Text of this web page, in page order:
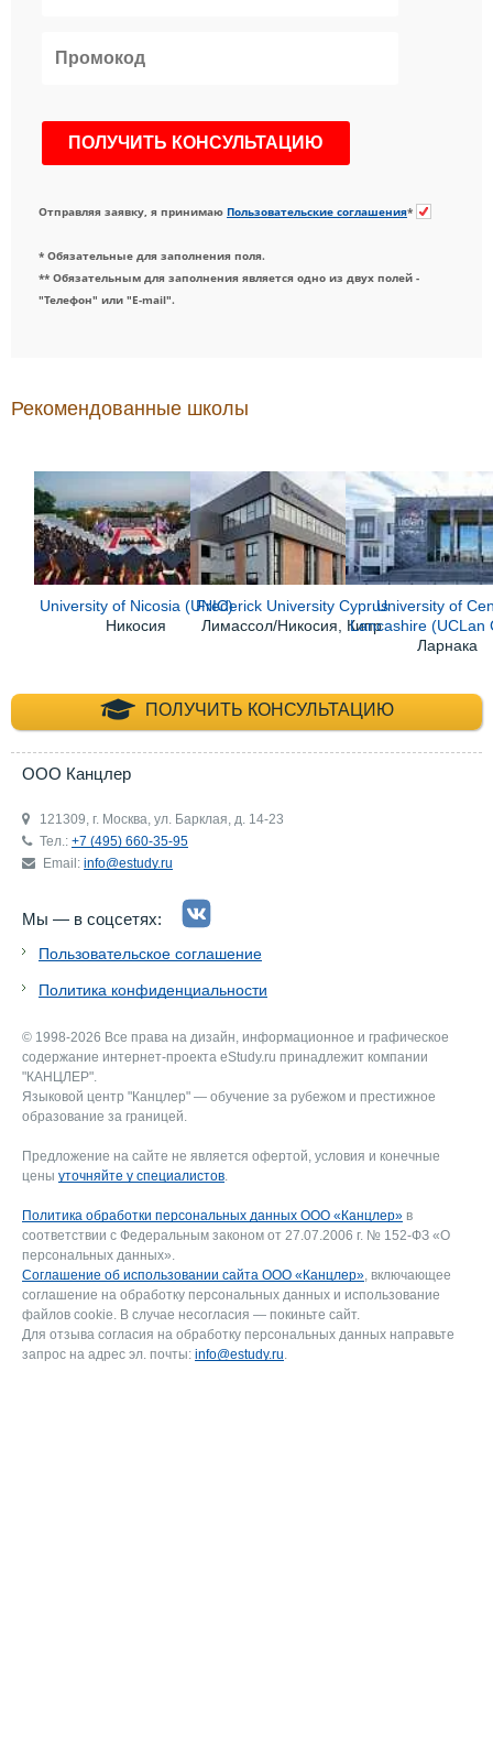
Отправляя заявку, я принимаю Пользовательские соглашения*
* Обязательные для заполнения поля.
** Обязательным для заполнения является одно из двух полей -
"Телефон" или "E-mail".
Рекомендованные школы
University of Nicosia (UNIC)
Никосия
Frederick University Cyprus
Лимассол/Никосия, Кипр
University of
Lancashire (UCLan
Ларнака
ПОЛУЧИТЬ КОНСУЛЬТАЦИЮ
+7 (495) 660-35-
ООО Канцлер
121309, г. Москва, ул. Барклая, д. 14-23
Тел.: +7 (495) 660-35-95
Email: info@estudy.ru
Мы — в соцсетях:
Пользовательское соглашение
Политика конфиденциальности
© 1998-2026 Все права на дизайн, информационное и графическое
содержание интернет-проекта eStudy.ru принадлежит компании
"КАНЦЛЕР".
Языковой центр "Канцлер" — обучение за рубежом и престижное
образование за границей.
Предложение на сайте не является офертой, условия и конечные
цены уточняйте у специалистов.
Политика обработки персональных данных ООО «Канцлер» в
соответствии с Федеральным законом от 27.07.2006 г. № 152-ФЗ «О
персональных данных».
Соглашение об использовании сайта ООО «Канцлер», включающее
соглашение на обработку персональных данных и использование
файлов cookie. В случае несогласия — покиньте сайт.
Для отзыва согласия на обработку персональных данных направьте
запрос на адрес эл. почты: info@estudy.ru.